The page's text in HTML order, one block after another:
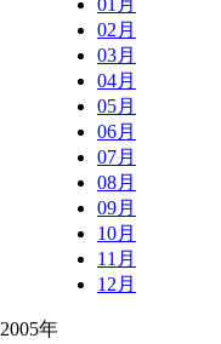
02月
03月
04月
05月
06月
07月
08月
09月
10月
11月
12月
2005年